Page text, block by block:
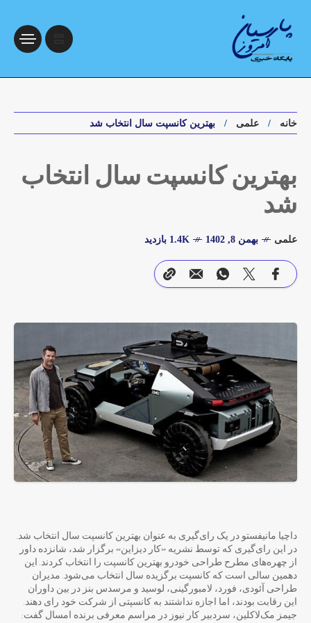
خانه علمی بهترین کانسپت سال انتخاب شد
بهترین کانسپت سال انتخاب
شد
علمی بهمن 8, 1402 1.4K بازدید
داچیا مانیفستو در یک رای‌گیری به عنوان بهترین کانسپت سال انتخاب شد.
در این رای‌گیری که توسط نشریه «کار دیزاین» برگزار شد، شانزده داور
از چهره‌های مطرح طراحی خودرو بهترین کانسپت را انتخاب کردند. این
دهمین سالی است که کانسپت برگزیده سال انتخاب می‌شود. مدیران
طراحی آئودی، فورد، لامبورگینی، لوسید و مرسدس بنز در بین داوران
این رقابت بودند، ‌اما اجازه نداشتند به کانسپتی از شرکت خود رای دهند.
جیمز مک‌لاکلین، سردبیر کار نیوز در مراسم معرفی برنده امسال گفت: